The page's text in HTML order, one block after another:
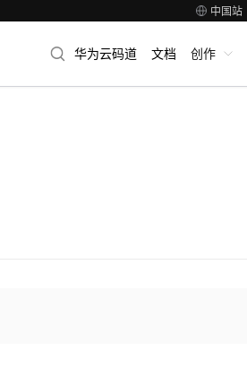
中国站
华为云码道 文档 创作